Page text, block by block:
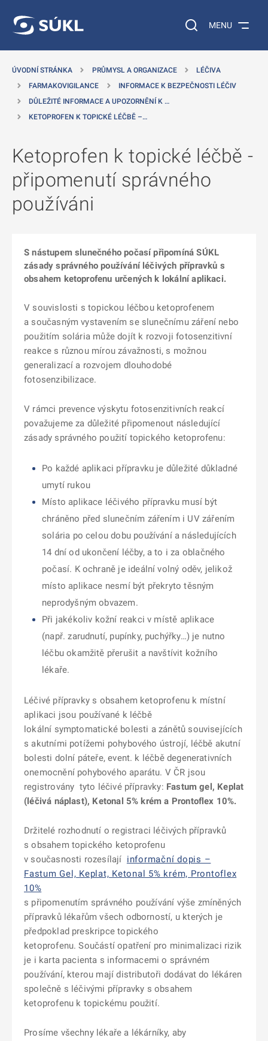
Vyhledávání na
MENU
ÚVODNÍ STRÁNKA PRŮMYSL A ORGANIZACE
LÉČIVA
FARMAKOVIGILANCE
INFORMACE K BEZPEČNOSTI LÉČIV
DŮLEŽITÉ INFORMACE A UPOZORNĚNÍ K …
KETOPROFEN K TOPICKÉ LÉČBĚ –…
Ketoprofen k topické léčbě -
připomenutí správného
používáni
S nástupem slunečného počasí připomíná SÚKL
zásady správného používání léčivých přípravků s
obsahem ketoprofenu určených k lokální aplikaci.
V souvislosti s topickou léčbou ketoprofenem
a současným vystavením se slunečnímu záření nebo
použitím solária může dojít k rozvoji fotosenzitivní
reakce s různou mírou závažnosti, s možnou
generalizací a rozvojem dlouhodobé
fotosenzibilizace.
V rámci prevence výskytu fotosenzitivních reakcí
považujeme za důležité připomenout následující
zásady správného použití topického ketoprofenu:
Po každé aplikaci přípravku je důležité důkladné
umytí rukou
Místo aplikace léčivého přípravku musí být
chráněno před slunečním zářením i UV zářením
solária po celou dobu používání a následujících
14 dní od ukončení léčby, a to i za oblačného
počasí. K ochraně je ideální volný oděv, jelikož
místo aplikace nesmí být překryto těsným
neprodyšným obvazem.
Při jakékoliv kožní reakci v místě aplikace
(např. zarudnutí, pupínky, puchýřky…) je nutno
léčbu okamžitě přerušit a navštívit kožního
lékaře.
Léčivé přípravky s obsahem ketoprofenu k místní
aplikaci jsou používané k léčbě
lokální symptomatické bolesti a zánětů souvisejících
s akutními potížemi pohybového ústrojí, léčbě akutní
bolesti dolní páteře, event. k léčbě degenerativních
onemocnění pohybového aparátu. V ČR jsou
registrovány tyto léčivé přípravky: Fastum gel, Keplat
(léčivá náplast), Ketonal 5% krém a Prontoflex 10%.
Držitelé rozhodnutí o registraci léčivých přípravků
s obsahem topického ketoprofenu
v současnosti rozesílají informační dopis –
Fastum Gel, Keplat, Ketonal 5% krém, Prontoflex
10%
s připomenutím správného používání výše zmíněných
přípravků lékařům všech odborností, u kterých je
předpoklad preskripce topického
ketoprofenu. Součástí opatření pro minimalizaci rizik
je i karta pacienta s informacemi o správném
používání, kterou mají distributoři dodávat do lékáren
společně s léčivými přípravky s obsahem
ketoprofenu k topickému použití.
Prosíme všechny lékaře a lékárníky, aby